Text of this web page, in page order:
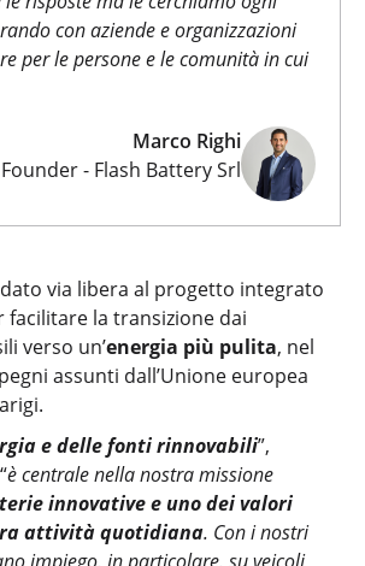
con aziende e organizzazioni
per le persone e le comunità in cui
Marco Righi
- Flash Battery Srl
via libera al progetto integrato
la transizione dai
verso un’energia più pulita, nel
assunti dall’Unione europea
e delle fonti rinnovabili”,
è centrale nella nostra missione
innovative e uno dei valori
attività quotidiana. Con i nostri